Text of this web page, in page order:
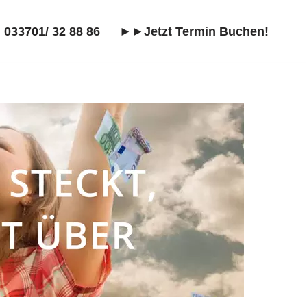
32 88 86 ►►Jetzt Termin Buchen!